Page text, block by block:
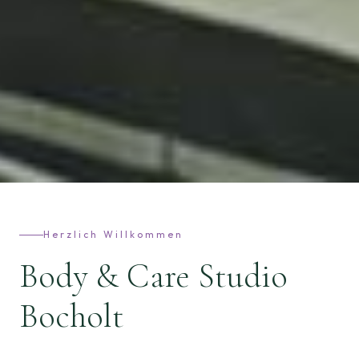
Herzlich Willkommen
Body & Care Studio
Bocholt